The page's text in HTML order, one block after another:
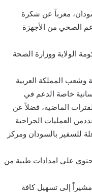
معرباً عن شكرة
الصحي من الأجهزة
الولاية ووزارة الصحة
المملكة العربية
خاصة الدعم في
الماضية، فضلاً عن
العمليات الجراحية
للسفير بالسودان ومركز
عبارة عن 140 طن، في 11 حاوية من جملة 110حاوية تحتوي علي امدادات طبية من
إلى تسهيل كافة